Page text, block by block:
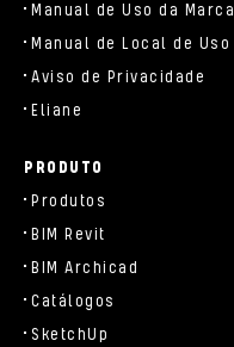
Manual de Uso da Marca
Manual de Local de Uso
Aviso de Privacidade
Eliane
PRODUTO
Produtos
BIM Revit
BIM Archicad
Catálogos
SketchUp